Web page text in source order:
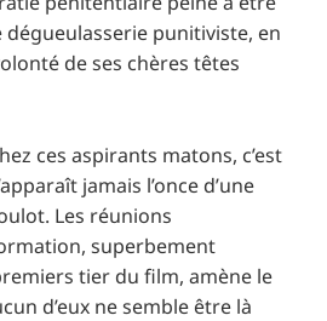
dégueulasserie punitiviste, en
de ses chères têtes
ces aspirants matons, c’est
jamais l’once d’une
Les réunions
superbement
tier du film, amène le
d’eux ne semble être là